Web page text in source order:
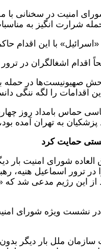
امنیت در سخنانی
شرارت انگیز به
با این اقدام
اقدام اشغالگران در
توحش صهیونیست‌ها در
اقدامات را لگه ننگی
به تهران آمده
حمایت کرد
العاده شورای امنیت
در ترور اسماعیل
از این رژیم مدعی شد که
در نشست ویژه شورای
ملل بار دیگر